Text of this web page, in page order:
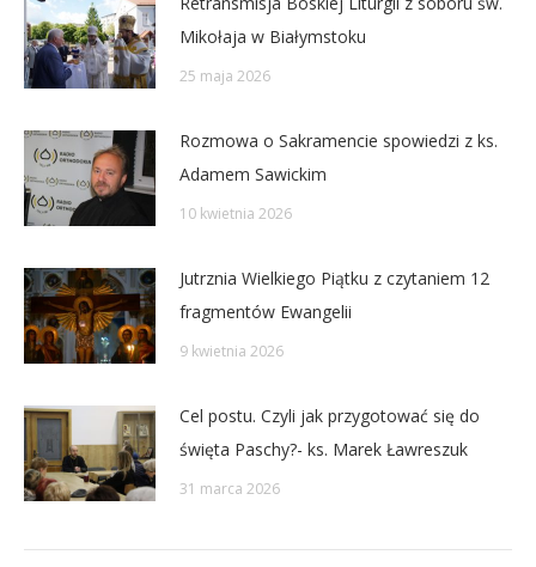
Mikołaja w Białymstoku
25 maja 2026
Rozmowa o Sakramencie spowiedzi z ks.
Adamem Sawickim
10 kwietnia 2026
Jutrznia Wielkiego Piątku z czytaniem 12
fragmentów Ewangelii
9 kwietnia 2026
Cel postu. Czyli jak przygotować się do
święta Paschy?- ks. Marek Ławreszuk
31 marca 2026